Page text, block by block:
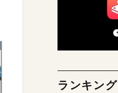
ランキング